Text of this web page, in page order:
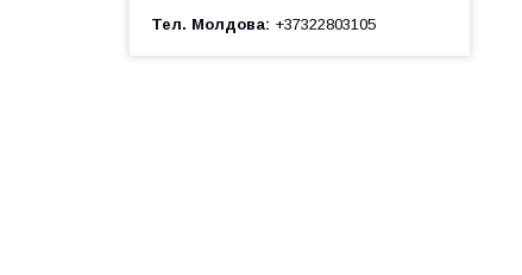
Тел. Молдова +37322803105